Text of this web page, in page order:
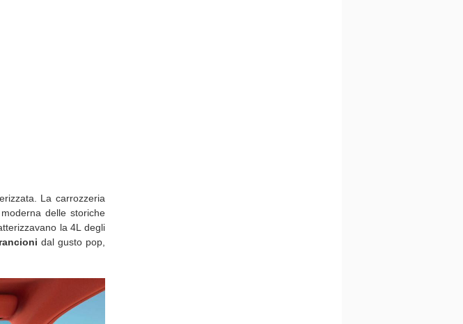
La carrozzeria
delle storiche
la 4L degli
dal gusto pop,